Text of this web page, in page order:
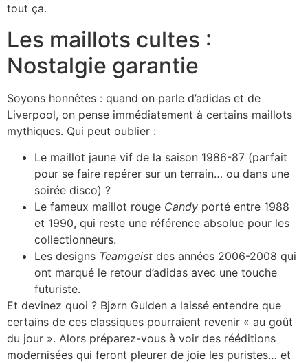
tout ça.
Les maillots cultes :
Nostalgie garantie
Soyons honnêtes : quand on parle d’adidas et de
Liverpool, on pense immédiatement à certains maillots
mythiques. Qui peut oublier :
Le maillot jaune vif de la saison 1986-87 (parfait
pour se faire repérer sur un terrain… ou dans une
soirée disco) ?
Le fameux maillot rouge Candy porté entre 1988
et 1990, qui reste une référence absolue pour les
collectionneurs.
Les designs Teamgeist des années 2006-2008 qui
ont marqué le retour d’adidas avec une touche
futuriste.
Et devinez quoi ? Bjørn Gulden a laissé entendre que
certains de ces classiques pourraient revenir « au goût
du jour ». Alors préparez-vous à voir des rééditions
modernisées qui feront pleurer de joie les puristes… et